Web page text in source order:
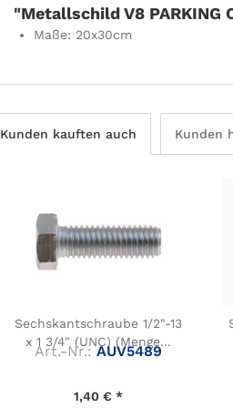
"Metallschild V8 PARKING
Maße: 20x30cm
Kunden kauften auch Kunden
Sechskantschraube 1/2"-13
x 1 3/4" (UNC) (Menge...
Art.-Nr.: AUV5489
1,40 € *